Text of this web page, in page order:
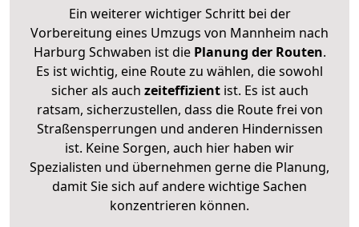
Ein weiterer wichtiger Schritt bei der
Vorbereitung eines Umzugs von Mannheim nach
Harburg Schwaben ist diePlanung der Routen.
Es ist wichtig, eine Route zu wählen, die sowohl
sicher als auch zeiteffizientist. Es ist auch
ratsam, sicherzustellen, dass die Route frei von
Straßensperrungen und anderen Hindernissen
ist. Keine Sorgen, auch hier haben wir
Spezialisten und übernehmen gerne die Planung,
damit Sie sich auf andere wichtige Sachen
konzentrieren können.